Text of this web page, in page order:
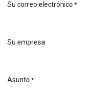
Su correo electrónico *
Su empresa
Asunto *